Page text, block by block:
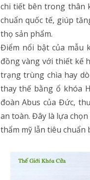
chi tiết bên trong thân
chuẩn quốc tế, giúp
thọ sản phẩm.
Điểm nổi bật của mẫu
đồng vàng với thiết kế
trạng trùng chìa hay
thay thế bằng ổ khóa
đoàn Abus của Đức,
an toàn. Đây là lựa
thẩm mỹ lẫn tiêu chuẩn